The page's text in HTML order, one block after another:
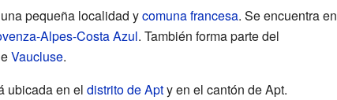
pequeña localidad ycomuna francesa. Se encuentra en
Alpes-Costa Azul. También forma parte del
Vaucluse.
ubicada en el distrito de Apty en el cantón de Apt.